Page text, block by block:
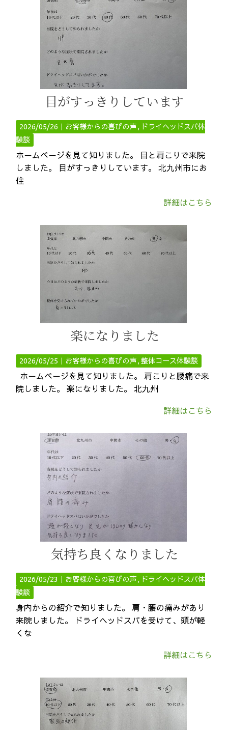
目がすっきりしています
2026/05/26｜ お客様からの喜びの声
ドライヘッドスパ体
験談
ホームページを見て知りました。 目と肩こりで来院
しました。 目がすっきりしています。 北九州市にお
住
詳細はこちら
楽になりました
2026/05/25｜ お客様からの喜びの声 整体コース体験談
ホームページを見て知りました。 肩こりと腰痛で来
院しました。 楽になりました。 北九州
詳細はこちら
気持ち良くなりました
2026/05/23｜ お客様からの喜びの声
ドライヘッドスパ体
験談
身内からの紹介で知りました。 肩・腰の痛みがあり
来院しました。 ドライヘッドスパを受けて、頭が軽
くな
詳細はこちら